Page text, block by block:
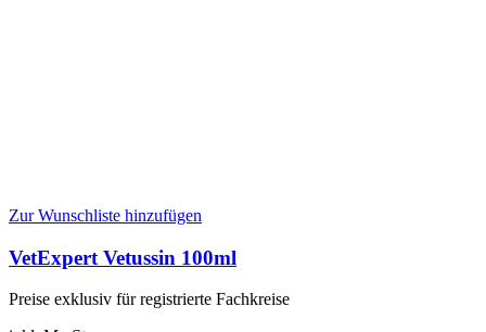
Zur Wunschliste hinzufügen
VetExpert Vetussin 100ml
Preise exklusiv für registrierte Fachkreise